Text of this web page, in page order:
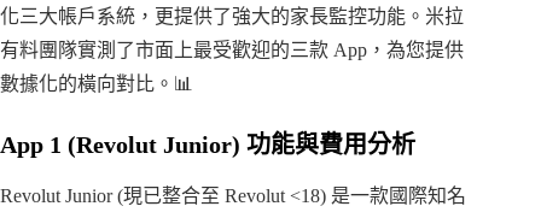
化三大帳戶系統，更提供了強大的家長監控功能。米拉
有料團隊實測了市面上最受歡迎的三款 App，為您提供
數據化的橫向對比。📊
App 1 (Revolut Junior) 功能與費用分析
Revolut Junior (現已整合至 Revolut <18) 是一款國際知名